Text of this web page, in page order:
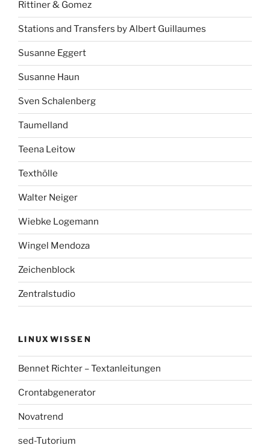
Rittiner & Gomez
Stations and Transfers by Albert Guillaumes
Susanne Eggert
Susanne Haun
Sven Schalenberg
Taumelland
Teena Leitow
Texthölle
Walter Neiger
Wiebke Logemann
Wingel Mendoza
Zeichenblock
Zentralstudio
LINUXWISSEN
Bennet Richter – Textanleitungen
Crontabgenerator
Novatrend
sed-Tutorium